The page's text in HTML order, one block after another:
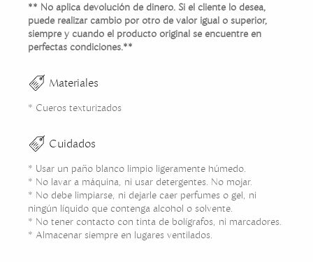
** No aplica devolución de dinero. Si el cliente lo desea,
puede realizar cambio por otro de valor igual o superior,
siempre y cuando el producto original se encuentre en
perfectas condiciones.**
Materiales
* Cueros texturizados
Cuidados
* Usar un paño blanco limpio ligeramente húmedo.
* No lavar a máquina, ni usar detergentes. No mojar.
* No debe limpiarse, ni dejarle caer perfumes o gel, ni
ningún líquido que contenga alcohol o solvente.
* No tener contacto con tinta de bolígrafos, ni marcadores.
* Almacenar siempre en lugares ventilados.